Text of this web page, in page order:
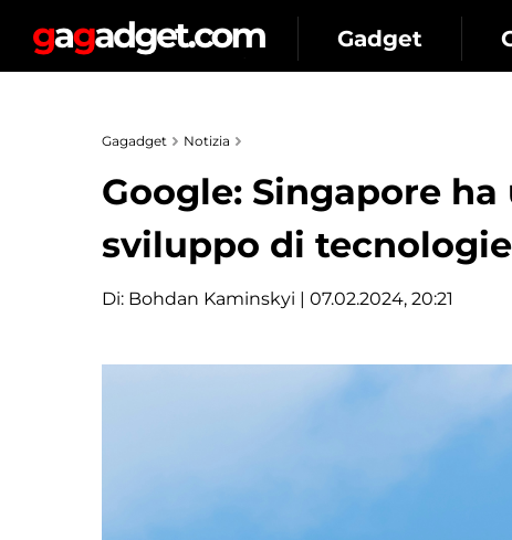
Gadget
Gagadget Notizia
Google: Singapore
sviluppo di
Di: Bohdan Kaminskyi | 07.02.2024, 20:21